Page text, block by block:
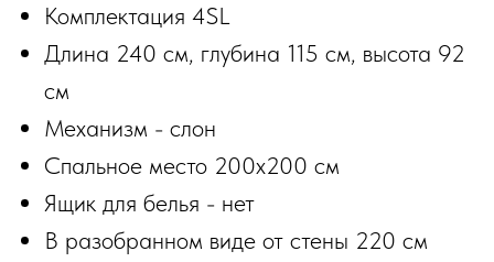
Комплектация 4SL
Длина 240 см, глубина 115 см, высота 92
см
Механизм - слон
Спальное место 200х200 см
Ящик для белья - нет
В разобранном виде от стены 220 см